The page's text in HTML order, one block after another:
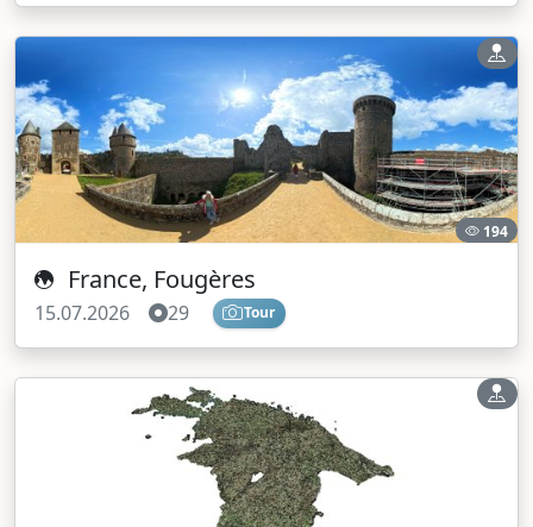
194
France, Fougères
15.07.2026 29 Tour